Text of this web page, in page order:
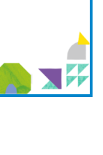
あるお子さんへの
講師として教育者
研修や一定期間の